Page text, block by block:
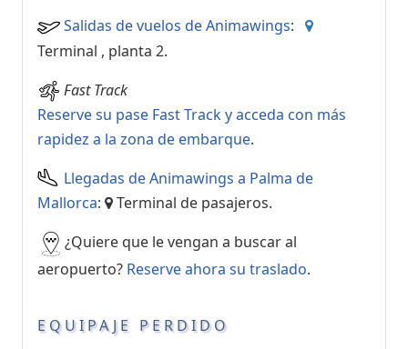
Salidas de vuelos de Animawings:
Terminal , planta 2.
Fast Track
Reserve su pase Fast Track y acceda con más
rapidez a la zona de embarque.
Llegadas de Animawings a Palma de
Mallorca:
Terminal de pasajeros.
¿Quiere que le vengan a buscar al
aeropuerto? Reserve ahora su traslado.
EQUIPAJE PERDIDO